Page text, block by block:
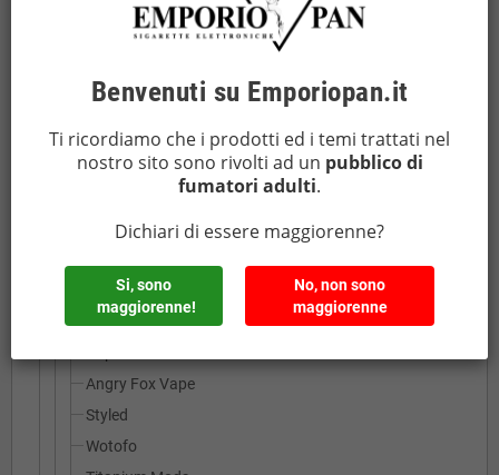
Accessori vari
Anelli estetici
Borse e Astucci
Cover in silicone
Flaconi e Siringhe
LAVATRICI AD ULTRASUONI E DETERGENTI
Atomizzatori
Smoktech
Angry Fox Vape
Styled
Wotofo
Benvenuti su Emporiopan.it
Ti ricordiamo che i prodotti ed i temi trattati nel
nostro sito sono rivolti ad un pubblico di
fumatori adulti.
Dichiari di essere maggiorenne?
Si, sono
maggiorenne!
No, non sono
maggiorenne